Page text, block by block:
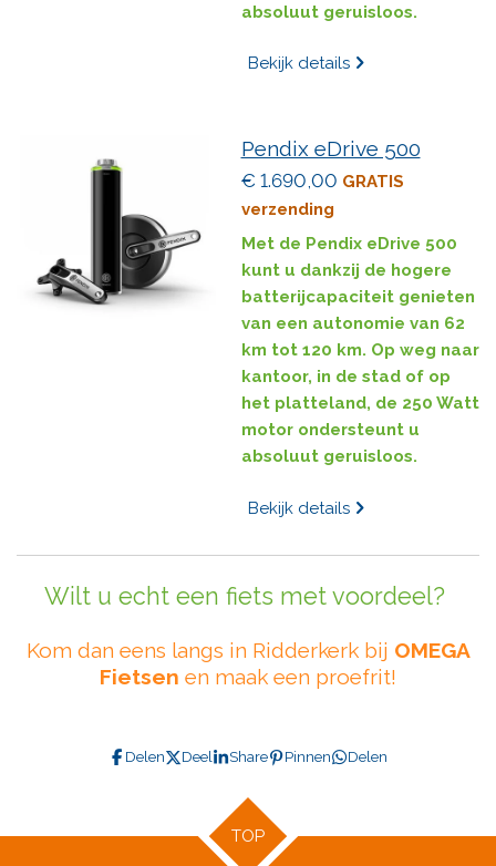
absoluut geruisloos.
Bekijk details
Pendix eDrive 500
€ 1.690,00 GRATIS
verzending
Met de Pendix eDrive 500
kunt u dankzij de hogere
batterijcapaciteit genieten
van een autonomie van 62
km tot 120 km. Op weg naar
kantoor, in de stad of op
het platteland, de 250 Watt
motor ondersteunt u
absoluut geruisloos.
Bekijk details
Wilt u echt een fiets met voordeel?
Kom dan eens langs in Ridderkerk bij OMEGA
Fietsen en maak een proefrit!
Delen Deel Share Pinnen Delen
TOP